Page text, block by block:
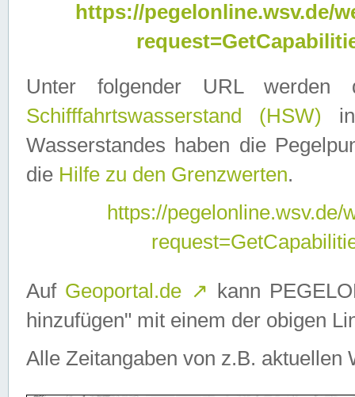
https://pegelonline.wsv.de/
Unter folgender URL
Schifffahrtswasserstand (HSW)
Wasserstandes haben die
die Hilfe zu den Grenzwerten.
https://
Auf Geoportal.de ↗ kann
hinzufügen" mit einem der obigen
Alle Zeitangaben von z.B. aktuellen